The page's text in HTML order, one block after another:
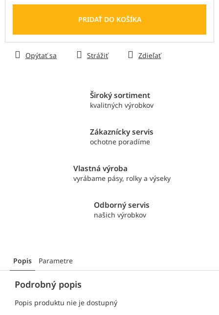
Jednotková
PRIDAŤ DO KOŠÍKA
Opýtať sa Strážiť Zdieľať
Široký sortiment
kvalitných výrobkov
Zákaznícky servis
ochotne poradíme
Vlastná výroba
vyrábame pásy, rolky a výseky
Odborný servis
našich výrobkov
Popis Parametre
Podrobný popis
Popis produktu nie je dostupný